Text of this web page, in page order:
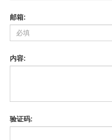
邮箱:
内容:
验证码: